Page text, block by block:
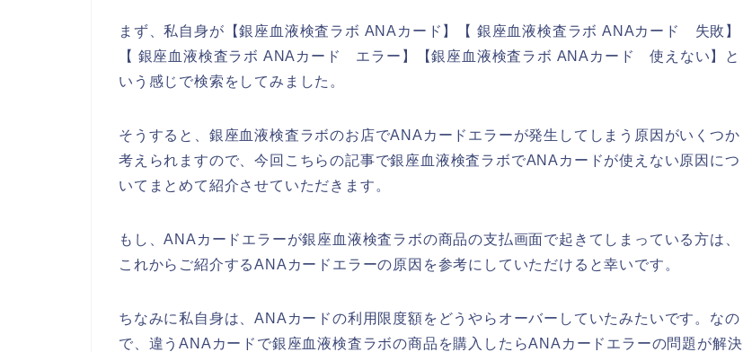
まず、私自身が【銀座血液検査ラボ ANAカード】【 銀座血液検査ラボ ANAカード 失敗】
【 銀座血液検査ラボ ANAカード エラー】【銀座血液検査ラボ ANAカード 使えない】と
いう感じで検索をしてみました。
そうすると、銀座血液検査ラボのお店でANAカードエラーが発生してしまう原因がいくつか
考えられますので、今回こちらの記事で銀座血液検査ラボでANAカードが使えない原因につ
いてまとめて紹介させていただきます。
もし、ANAカードエラーが銀座血液検査ラボの商品の支払画面で起きてしまっている方は、
これからご紹介するANAカードエラーの原因を参考にしていただけると幸いです。
ちなみに私自身は、ANAカードの利用限度額をどうやらオーバーしていたみたいです。なの
で、違うANAカードで銀座血液検査ラボの商品を購入したらANAカードエラーの問題が解決